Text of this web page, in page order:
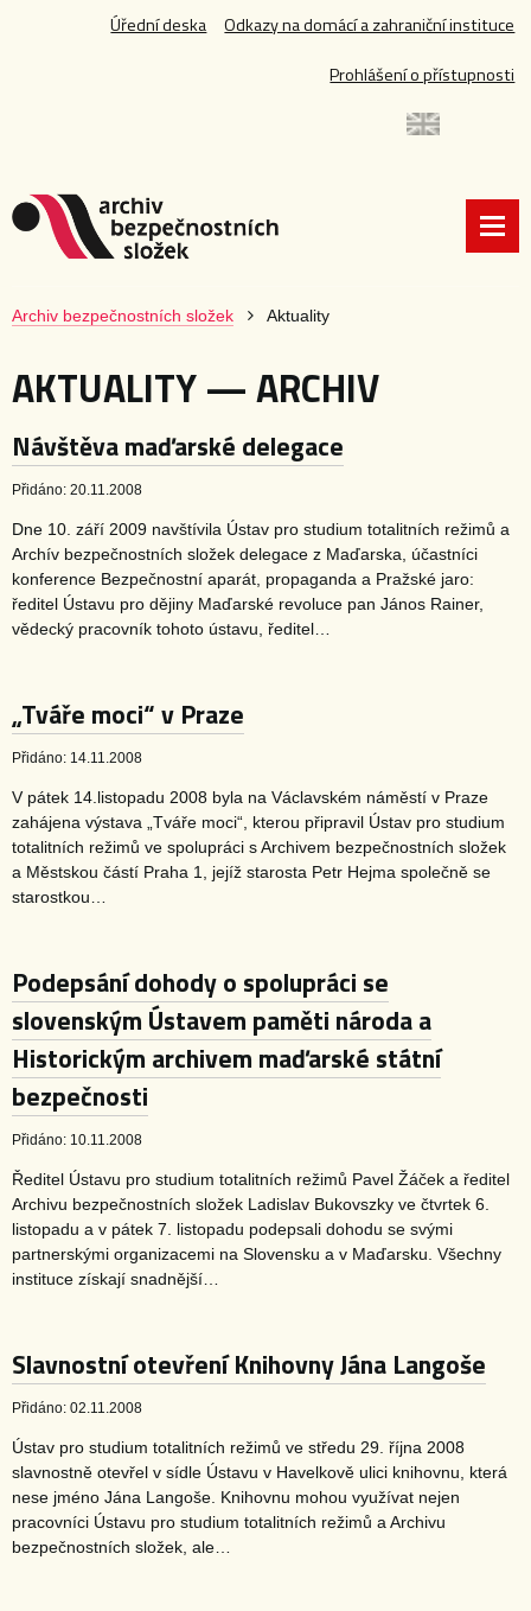
Úřední deska
Odkazy na domácí a zahraniční instituce
Prohlášení o přístupnosti
Archiv bezpečnostních složek Aktuality
AKTUALITY — ARCHIV
Návštěva maďarské delegace
Přidáno: 20.11.2008
Dne 10. září 2009 navštívila Ústav pro studium totalitních režimů a
Archív bezpečnostních složek delegace z Maďarska, účastníci
konference Bezpečnostní aparát, propaganda a Pražské jaro:
ředitel Ústavu pro dějiny Maďarské revoluce pan János Rainer,
vědecký pracovník tohoto ústavu, ředitel…
„Tváře moci“ v Praze
Přidáno: 14.11.2008
V pátek 14.listopadu 2008 byla na Václavském náměstí v Praze
zahájena výstava „Tváře moci“, kterou připravil Ústav pro studium
totalitních režimů ve spolupráci s Archivem bezpečnostních složek
a Městskou částí Praha 1, jejíž starosta Petr Hejma společně se
starostkou…
Podepsání dohody o spolupráci se
slovenským Ústavem paměti národa a
Historickým archivem maďarské státní
bezpečnosti
Přidáno: 10.11.2008
Ředitel Ústavu pro studium totalitních režimů Pavel Žáček a ředitel
Archivu bezpečnostních složek Ladislav Bukovszky ve čtvrtek 6.
listopadu a v pátek 7. listopadu podepsali dohodu se svými
partnerskými organizacemi na Slovensku a v Maďarsku. Všechny
instituce získají snadnější…
Slavnostní otevření Knihovny Jána Langoše
Přidáno: 02.11.2008
Ústav pro studium totalitních režimů ve středu 29. října 2008
slavnostně otevřel v sídle Ústavu v Havelkově ulici knihovnu, která
nese jméno Jána Langoše. Knihovnu mohou využívat nejen
pracovníci Ústavu pro studium totalitních režimů a Archivu
bezpečnostních složek, ale…